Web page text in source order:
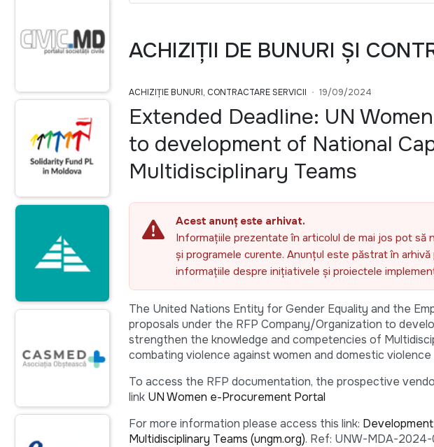
ACHIZIȚII DE BUNURI ȘI
ACHIZIȚIE BUNURI, CONTRACTARE SERVICII 19/09/2024
Extended Deadline: UN
to development of National
Multidisciplinary Teams
Acest anunț este arhivat.
Informațiile prezentate în articolul de mai jos pot să
și programele curente. Anunțul este păstrat în
informațiile despre inițiativele și proiectele
The United Nations Entity for Gender Equality and the
proposals under the RFP Company/Organization to
strengthen the knowledge and competencies of
combating violence against women and domestic violence
To access the RFP documentation, the prospective
link UN Women e-Procurement Portal
For more information please access this link:
Multidisciplinary Teams (ungm.org). Ref: UNW-MDA-2024-